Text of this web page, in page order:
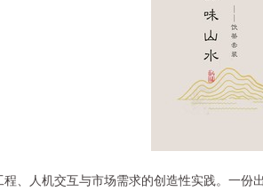
、人机交互与市场需求的创造性实践。一